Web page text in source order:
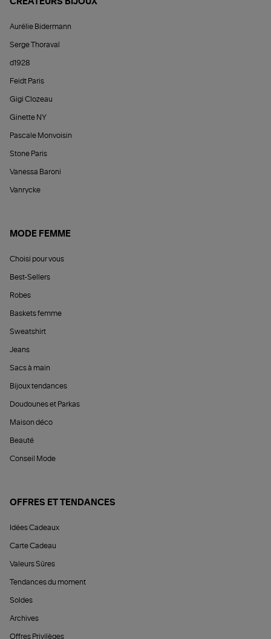
CRÉATEURS BIJOUX
Aurélie Bidermann
Serge Thoraval
d1928
Feidt Paris
Gigi Clozeau
Ginette NY
Pascale Monvoisin
Stone Paris
Vanessa Baroni
Vanrycke
MODE FEMME
Choisi pour vous
Best-Sellers
Robes
Baskets femme
Sweatshirt
Jeans
Sacs à main
Bijoux tendances
Doudounes et Parkas
Maison déco
Beauté
Conseil Mode
OFFRES ET TENDANCES
Idées Cadeaux
Carte Cadeau
Valeurs Sûres
Tendances du moment
Soldes
Archives
Offres Privilèges